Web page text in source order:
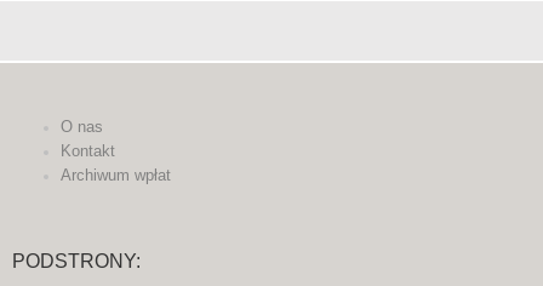
O nas
Kontakt
Archiwum wpłat
PODSTRONY: